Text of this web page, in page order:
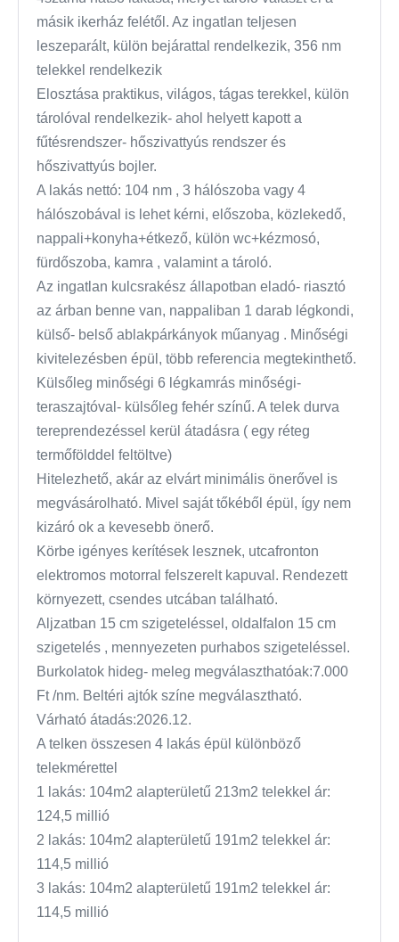
másik ikerház felétől. Az ingatlan teljesen
leszeparált, külön bejárattal rendelkezik, 356 nm
telekkel rendelkezik
Elosztása praktikus, világos, tágas terekkel, külön
tárolóval rendelkezik- ahol helyett kapott a
fűtésrendszer- hőszivattyús rendszer és
hőszivattyús bojler.
A lakás nettó: 104 nm , 3 hálószoba vagy 4
hálószobával is lehet kérni, előszoba, közlekedő,
nappali+konyha+étkező, külön wc+kézmosó,
fürdőszoba, kamra , valamint a tároló.
Az ingatlan kulcsrakész állapotban eladó- riasztó
az árban benne van, nappaliban 1 darab légkondi,
külső- belső ablakpárkányok műanyag . Minőségi
kivitelezésben épül, több referencia megtekinthető.
Külsőleg minőségi 6 légkamrás minőségi-
teraszajtóval- külsőleg fehér színű. A telek durva
tereprendezéssel kerül átadásra ( egy réteg
termőfölddel feltöltve)
Hitelezhető, akár az elvárt minimális önerővel is
megvásárolható. Mivel saját tőkéből épül, így nem
kizáró ok a kevesebb önerő.
Körbe igényes kerítések lesznek, utcafronton
elektromos motorral felszerelt kapuval. Rendezett
környezett, csendes utcában található.
Aljzatban 15 cm szigeteléssel, oldalfalon 15 cm
szigetelés , mennyezeten purhabos szigeteléssel.
Burkolatok hideg- meleg megválaszthatóak:7.000
Ft /nm. Beltéri ajtók színe megválasztható.
Várható átadás:2026.12.
A telken összesen 4 lakás épül különböző
telekmérettel
1 lakás: 104m2 alapterületű 213m2 telekkel ár:
124,5 millió
2 lakás: 104m2 alapterületű 191m2 telekkel ár:
114,5 millió
3 lakás: 104m2 alapterületű 191m2 telekkel ár:
114,5 millió